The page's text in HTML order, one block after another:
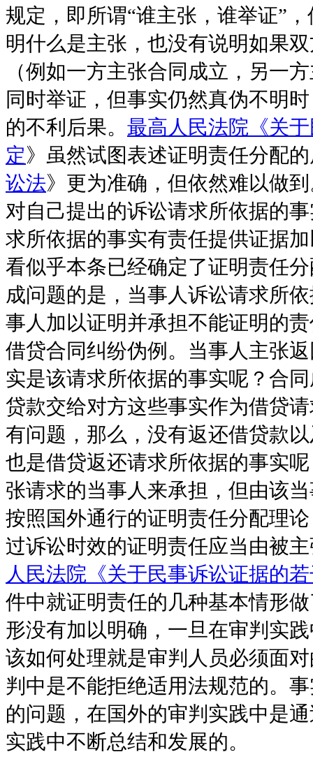
规定，即所谓“谁主张，谁举证”
明什么是主张，也没有说明如果
（例如一方主张合同成立，另一
同时举证，但事实仍然真伪不明
的不利后果。 最高人民法院《关
定》虽然试图表述证明责任分配
讼法》更为准确，但依然难以做
对自己提出的诉讼请求所依据的
求所依据的事实有责任提供证据
看似乎本条已经确定了证明责任
成问题的是，当事人诉讼请求所
事人加以证明并承担不能证明的
借贷合同纠纷伪例。当事人主张
实是该请求所依据的事实呢？合
贷款交给对方这些事实作为借贷
有问题，那么，没有返还借贷款
也是借贷返还请求所依据的事实
张请求的当事人来承担，但由该
按照国外通行的证明责任分配理
过诉讼时效的证明责任应当由被
人民法院《关于民事诉讼证据的
件中就证明责任的几种基本情形
形没有加以明确，一旦在审判实
该如何处理就是审判人员必须面
判中是不能拒绝适用法规范的。
的问题，在国外的审判实践中是
实践中不断总结和发展的。